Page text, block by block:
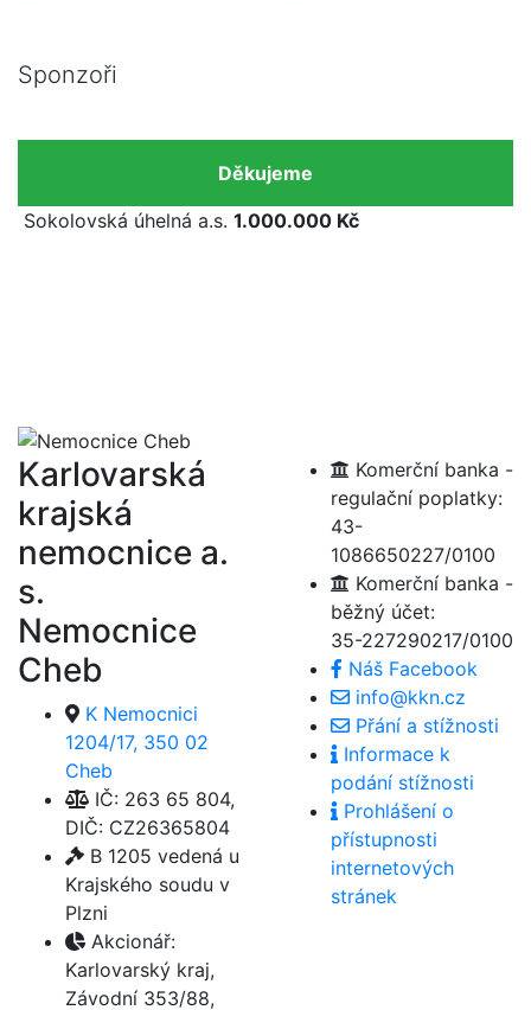
Sponzoři
Děkujeme
Sokolovská úhelná a.s. 1.000.000 Kč
Karlovarská
krajská
nemocnice a.
s.
Nemocnice
Cheb
K Nemocnici
1204/17, 350 02
Cheb
IČ: 263 65 804,
DIČ: CZ26365804
B 1205 vedená u
Krajského soudu v
Plzni
Akcionář:
Karlovarský kraj,
Závodní 353/88,
Komerční banka -
regulační poplatky:
43-
1086650227/0100
Komerční banka -
běžný účet:
35-227290217/0100
Náš Facebook
info@kkn.cz
Přání a stížnosti
Informace k
podání stížnosti
Prohlášení o
přístupnosti
internetových
stránek